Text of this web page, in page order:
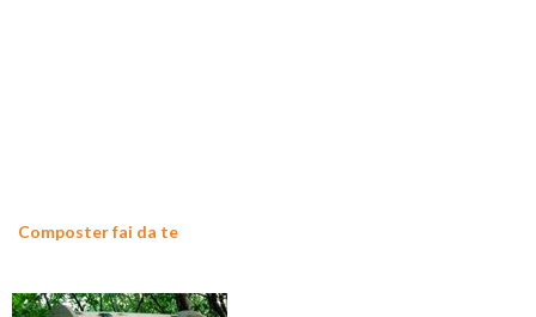
Composter fai da te